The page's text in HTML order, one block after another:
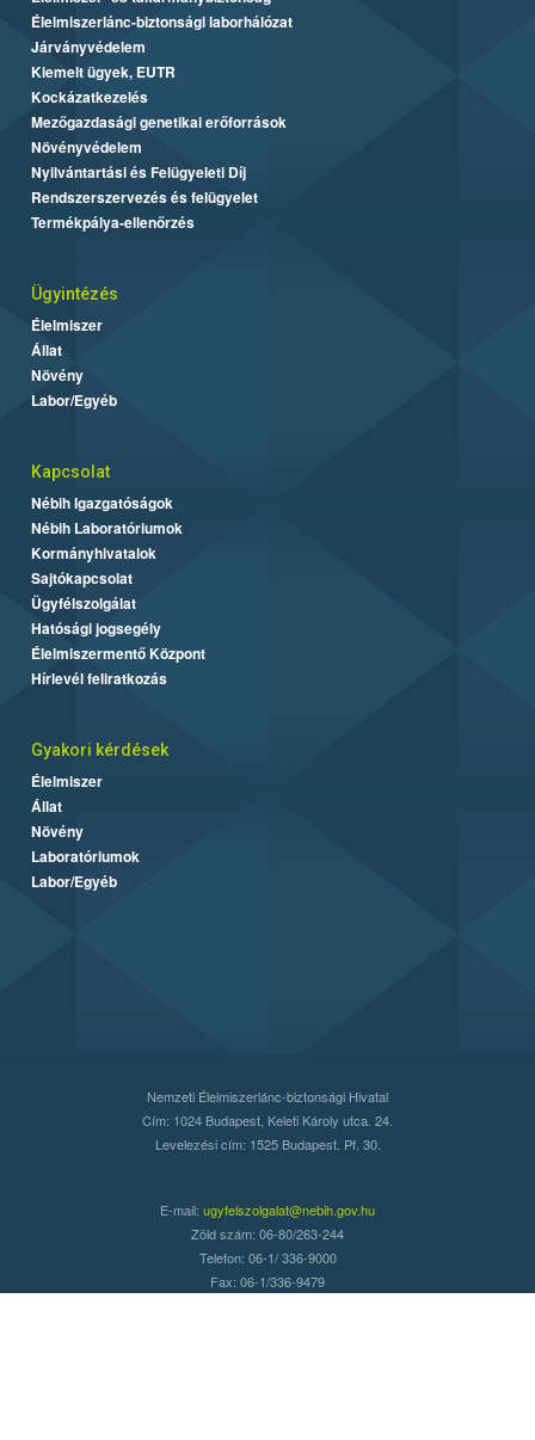
Élelmiszerlánc-biztonsági laborhálózat
Járványvédelem
Kiemelt ügyek, EUTR
Kockázatkezelés
Mezőgazdasági genetikai erőforrások
Növényvédelem
Nyilvántartási és Felügyeleti Díj
Rendszerszervezés és felügyelet
Termékpálya-ellenőrzés
Ügyintézés
Élelmiszer
Állat
Növény
Labor/Egyéb
Kapcsolat
Nébih Igazgatóságok
Nébih Laboratóriumok
Kormányhivatalok
Sajtókapcsolat
Ügyfélszolgálat
Hatósági jogsegély
Élelmiszermentő Központ
Hírlevél feliratkozás
Gyakori kérdések
Élelmiszer
Állat
Növény
Laboratóriumok
Labor/Egyéb
Nemzeti Élelmiszerlánc-biztonsági Hivatal
Cím: 1024 Budapest, Keleti Károly utca. 24.
Levelezési cím: 1525 Budapest. Pf. 30.
E-mail: ugyfelszolgalat@nebih.gov.hu
Zöld szám: 06-80/263-244
Telefon: 06-1/ 336-9000
Fax: 06-1/336-9479